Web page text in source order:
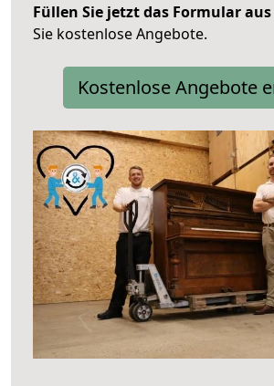
Füllen Sie jetzt das Formular aus
Sie kostenlose Angebote.
Kostenlose Angebote